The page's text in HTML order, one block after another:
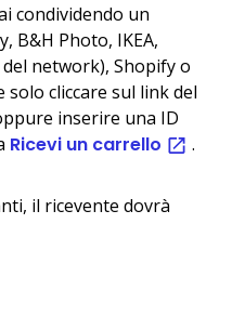
condividendo un
B&H Photo, IKEA,
network), Shopify o
solo cliccare sul link del
inserire una ID
Ricevi un carrello .
il ricevente dovrà